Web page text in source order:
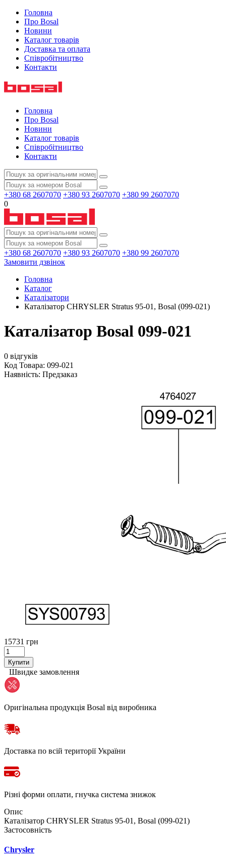
Головна
Про Bosal
Новини
Каталог товарів
Доставка та оплата
Співробітництво
Контакти
Головна
Про Bosal
Новини
Каталог товарів
Співробітництво
Контакти
+380 68 2607070 +380 93 2607070 +380 99 2607070
0
+380 68 2607070 +380 93 2607070 +380 99 2607070
Замовити дзвінок
Головна
Каталог
Каталізатори
Каталізатор CHRYSLER Stratus 95-01, Bosal (099-021)
Каталізатор Bosal 099-021
0 відгуків
Код Товара: 099-021
Наявність: Предзаказ
15731 грн
Купити
Швидке замовлення
Оригінальна продукція Bosal від виробника
Доставка по всій території України
Різні форми оплати, гнучка система знижок
Опис
Каталізатор CHRYSLER Stratus 95-01, Bosal (099-021)
Застосовність
Chrysler